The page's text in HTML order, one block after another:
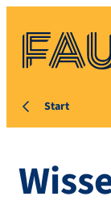
Start